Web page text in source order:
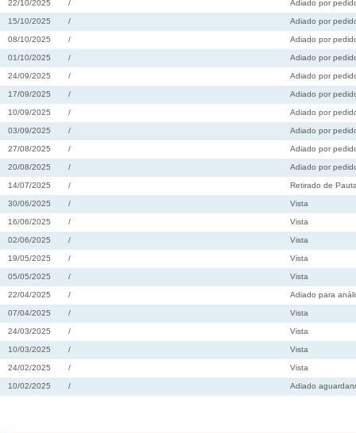
22/10/2025 / Adiado por
15/10/2025 / Adiado por
08/10/2025 / Adiado por
01/10/2025 / Adiado por
24/09/2025 / Adiado por
17/09/2025 / Adiado por
10/09/2025 / Adiado por
03/09/2025 / Adiado por
27/08/2025 / Adiado por
20/08/2025 / Adiado por
14/07/2025 / Retirado de
30/06/2025 / Vista
16/06/2025 / Vista
02/06/2025 / Vista
19/05/2025 / Vista
05/05/2025 / Vista
22/04/2025 / Adiado para
07/04/2025 / Vista
24/03/2025 / Vista
10/03/2025 / Vista
24/02/2025 / Vista
10/02/2025 / Adiado